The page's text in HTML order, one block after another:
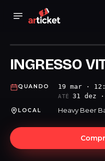
INGRESSO
QUANDO 19 mar ·
ATÉ 31 dez
LOCAL Heavy Beer